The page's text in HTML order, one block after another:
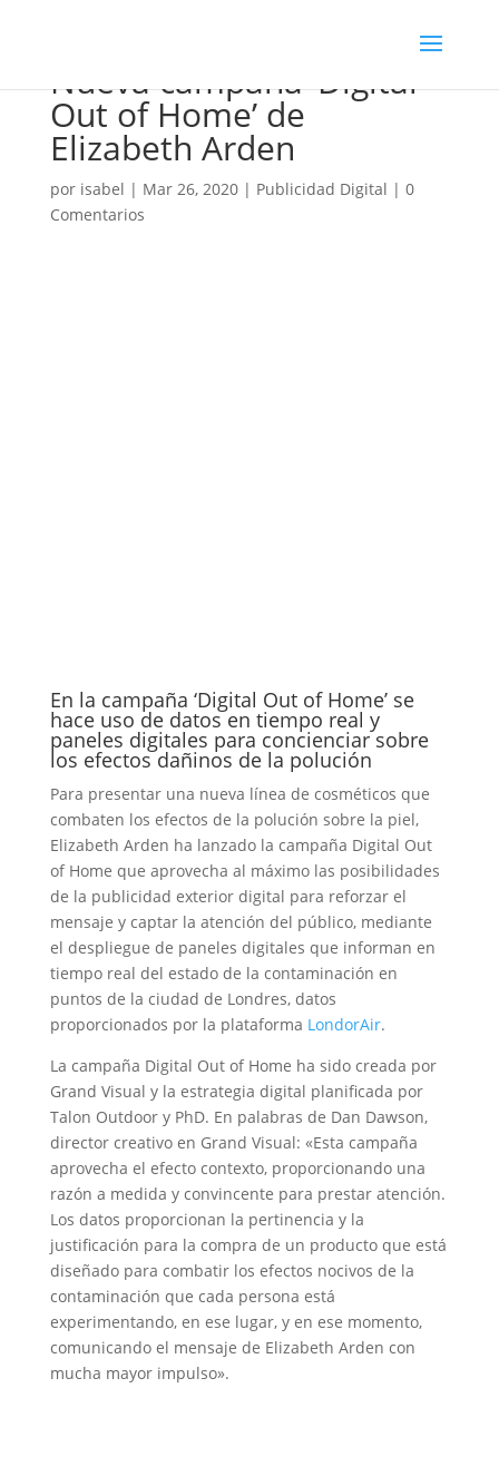
Nueva campaña ‘Digital
Out of Home’ de
Elizabeth Arden
por isabel | Mar 26, 2020| Publicidad Digital | 0
Comentarios
En la campaña ‘Digital Out of Home’ se
hace uso de datos en tiempo real y
paneles digitales para concienciar sobre
los efectos dañinos de la polución
Para presentar una nueva línea de cosméticos que
combaten los efectos de la polución sobre la piel,
Elizabeth Arden ha lanzado la campaña Digital Out
of Home que aprovecha al máximo las posibilidades
de la publicidad exterior digital para reforzar el
mensaje y captar la atención del público, mediante
el despliegue de paneles digitales que informan en
tiempo real del estado de la contaminación en
puntos de la ciudad de Londres, datos
proporcionados por la plataforma LondorAir.
La campaña Digital Out of Home ha sido creada por
Grand Visual y la estrategia digital planificada por
Talon Outdoor y PhD. En palabras de Dan Dawson,
director creativo en Grand Visual: «Esta campaña
aprovecha el efecto contexto, proporcionando una
razón a medida y convincente para prestar atención.
Los datos proporcionan la pertinencia y la
justificación para la compra de un producto que está
diseñado para combatir los efectos nocivos de la
contaminación que cada persona está
experimentando, en ese lugar, y en ese momento,
comunicando el mensaje de Elizabeth Arden con
mucha mayor impulso».